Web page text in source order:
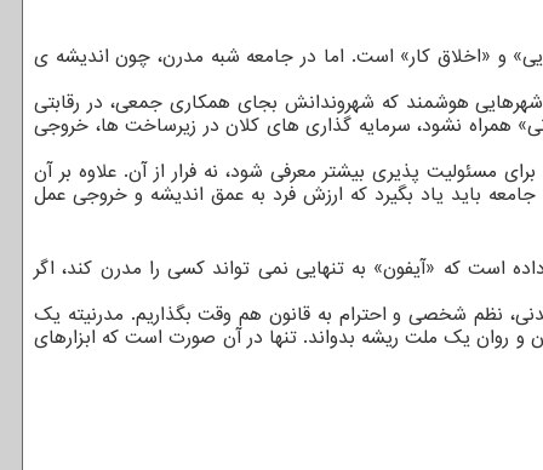
و «اخلاق کار» است. اما در جامعه شبه مدرن، چون اندیشه ی
و شهرهایی هوشمند که شهروندانش بجای همکاری جمعی، در رقابتی
همراه نشود، سرمایه گذاری های کلان در زیرساخت ها، خروجی
مسئولیت پذیری بیشتر معرفی شود، نه فرار از آن. علاوه بر آن
باید یاد بگیرد که ارزش فرد به عمق اندیشه و خروجی عمل
است که «آیفون» به تنهایی نمی تواند کسی را مدرن کند، اگر
نظم شخصی و احترام به قانون هم وقت بگذاریم. مدرنیته یک
و روان یک ملت ریشه بدواند. تنها در آن صورت است که ابزارهای